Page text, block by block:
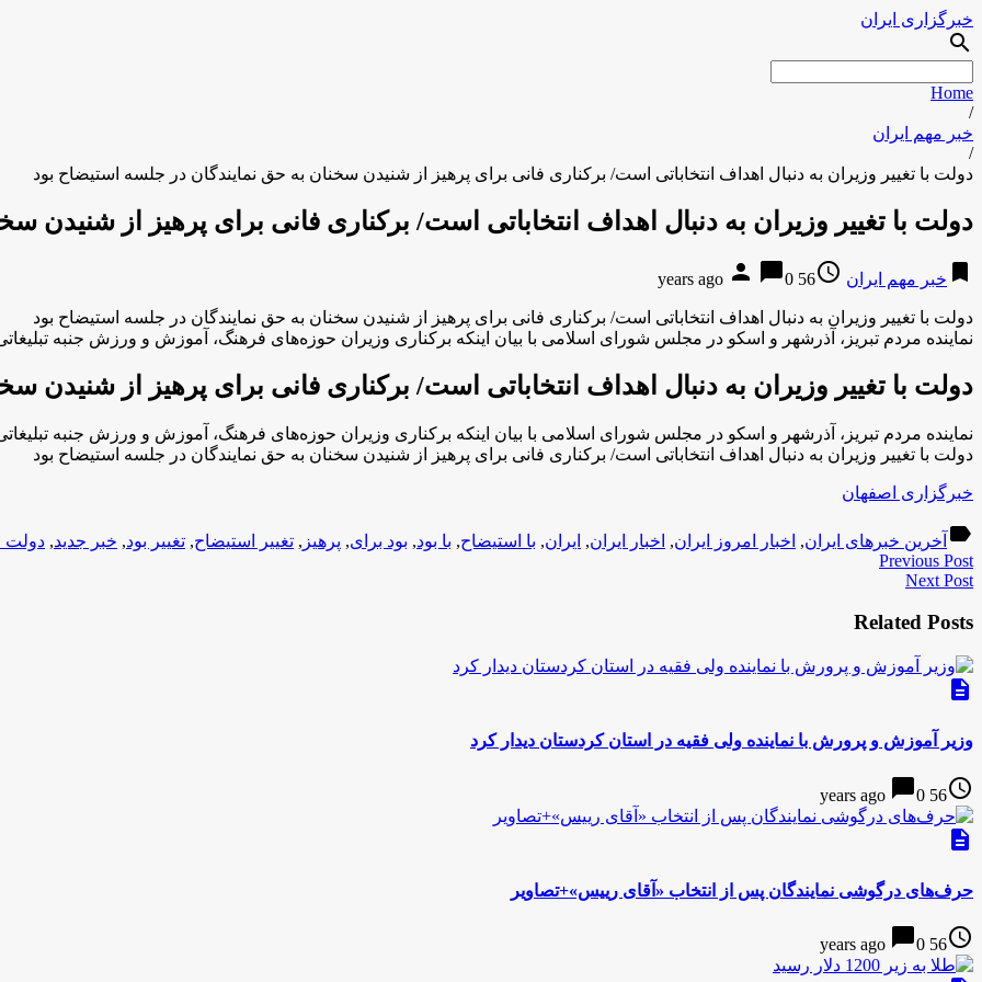
خبرگزاری ایران
search
Home
/
خبر مهم ایران
/
دولت با تغییر وزیران به دنبال اهداف انتخاباتی است/ برکناری فانی برای پرهیز از شنیدن سخنان به حق نمایندگان در جلسه استیضاح بود
دولت با تغییر وزیران به دنبال اهداف انتخاباتی است/ برکناری فانی برای پرهیز از شنیدن
bookmark خبر مهم ایران access_time
56 years ago
person chat_bubble0
دولت با تغییر وزیران به دنبال اهداف انتخاباتی است/ برکناری فانی برای پرهیز از شنیدن سخنان به حق نمایندگان در جلسه استیضاح بود
نماینده مردم تبریز، آذرشهر و اسکو در مجلس شورای اسلامی با بیان اینکه برکناری وزیران حوزه‌های فرهنگ، آموزش و ورزش جنبه تبلیغاتی
دولت با تغییر وزیران به دنبال اهداف انتخاباتی است/ برکناری فانی برای پرهیز از شنیدن
نماینده مردم تبریز، آذرشهر و اسکو در مجلس شورای اسلامی با بیان اینکه برکناری وزیران حوزه‌های فرهنگ، آموزش و ورزش جنبه تبلیغاتی
دولت با تغییر وزیران به دنبال اهداف انتخاباتی است/ برکناری فانی برای پرهیز از شنیدن سخنان به حق نمایندگان در جلسه استیضاح بود
خبرگزاری اصفهان
label آخرین خبرهای ایران, اخبار امروز ایران, اخبار ایران, ایران, با استیضاح, با بود, بود برای, پرهیز , تغییر استیضاح, تغییر بود, خبر جدید, دولت
Previous Post
Next Post
Related Posts
description
وزیر آموزش و پرورش با نماینده ولی فقیه در استان کردستان دیدار کرد
access_time
56 years ago
chat_bubble0
description
حرف‌های درگوشی نمایندگان پس از انتخاب «آقای رییس»+تصاویر
access_time
56 years ago
chat_bubble0